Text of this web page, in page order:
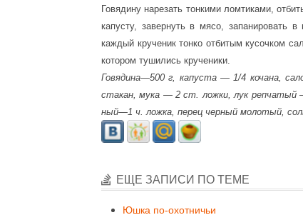
Говядину нарезать тонкими ломтиками,
капусту, завернуть в мясо, запанировать
каждый крученик тонко отбитым кусочком
котором тушились крученики.
Говядина—500 г, капуста — 1/4 кочана,
стакан, мука — 2 ст. ложки, лук
ный—1 ч. ложка, перец черный молотый,
ЕЩЕ ЗАПИСИ ПО ТЕМЕ
Юшка по-охотничьи